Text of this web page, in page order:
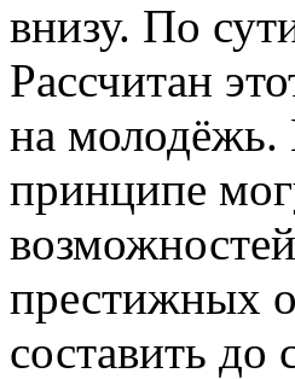
внизу. По
Рассчитан
на молодёжь.
принципе
престижных
составить до